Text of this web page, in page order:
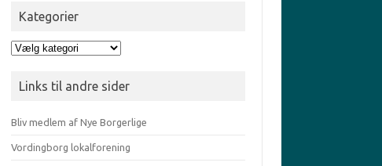
Kategorier
Kategorier
Links til andre sider
Bliv medlem af Nye Borgerlige
Vordingborg lokalforening